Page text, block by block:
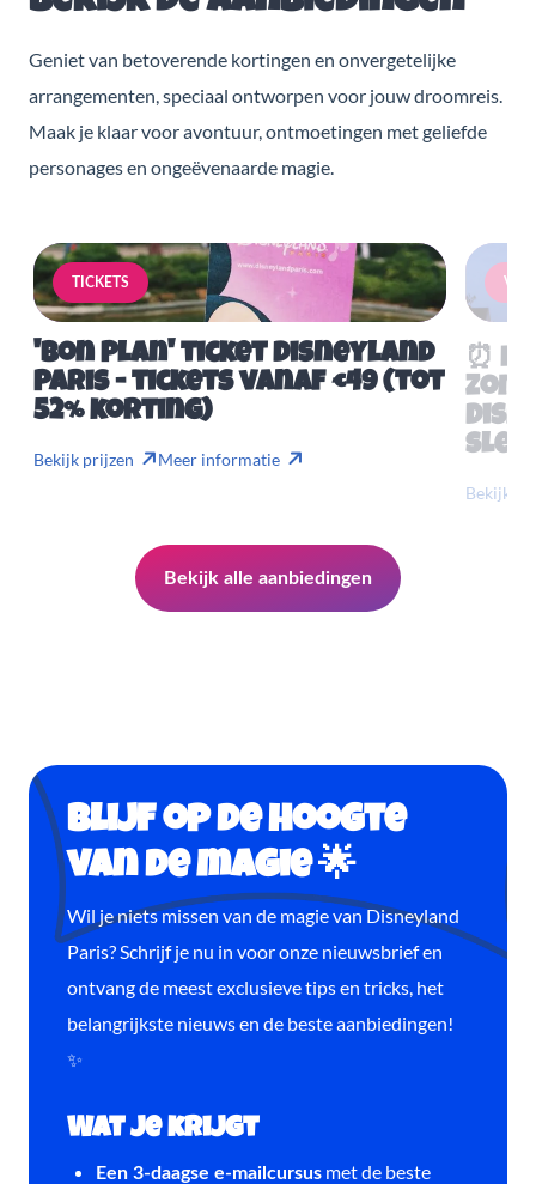
Geniet van betoverende kortingen en onvergetelijke
arrangementen, speciaal ontworpen voor jouw droomreis.
Maak je klaar voor avontuur, ontmoetingen met geliefde
personages en ongeëvenaarde magie.
TICKETS
'Bon Plan' ticket Disneyland
Paris - tickets vanaf €49 (tot
52% korting)
Bekijk prijzen Meer informatie
⏰
Bekijk
Bekijk alle aanbiedingen
Blijf op de hoogte
van de magie 🌟
Wil je niets missen van de magie van Disneyland
Paris? Schrijf je nu in voor onze nieuwsbrief en
ontvang de meest exclusieve tips en tricks, het
belangrijkste nieuws en de beste aanbiedingen!
✨
Wat je krijgt
Een 3-daagse e-mailcursus met de beste